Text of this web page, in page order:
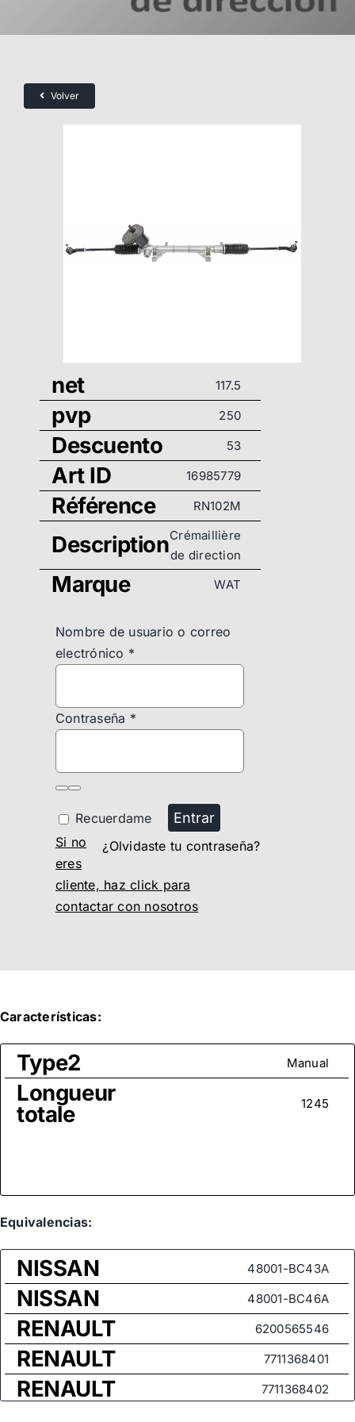
Volver
net 117.5
pvp 250
Descuento 53
Art ID 16985779
Référence RN102M
DescriptionCrémaillière
de direction
Marque WAT
Nombre de usuario o correo
electrónico *
Contraseña *
Recuerdame Entrar
¿Olvidaste tu contraseña?
Si no
eres
cliente, haz click para
contactar con nosotros
Características:
Type2 Manual
Longueur
totale 1245
Equivalencias:
NISSAN 48001-BC43A
NISSAN 48001-BC46A
RENAULT 6200565546
RENAULT 7711368401
RENAULT 7711368402